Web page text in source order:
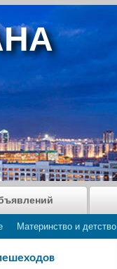
Материнство и детство